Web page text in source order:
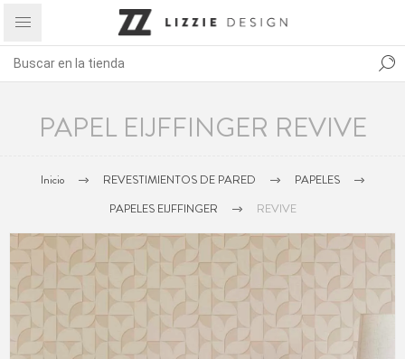
PAPEL EIJFFINGER REVIVE
Inicio REVESTIMIENTOS DE PARED
PAPELES
PAPELES EIJFFINGER
REVIVE